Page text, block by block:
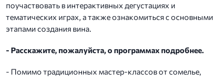
поучаствовать в интерактивных дегустациях и
тематических играх, а также ознакомиться с основными
этапами создания вина.
- Расскажите, пожалуйста, о программах подробнее.
- Помимо традиционных мастер-классов от сомелье,